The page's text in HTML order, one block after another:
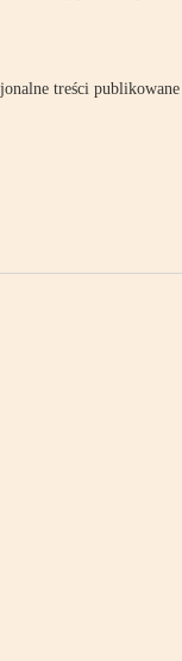
treści publikowane